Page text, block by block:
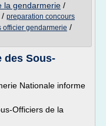
la gendarmerie /
/ preparation concours
officier gendarmerie /
des Sous-
Nationale informe
Officiers de la